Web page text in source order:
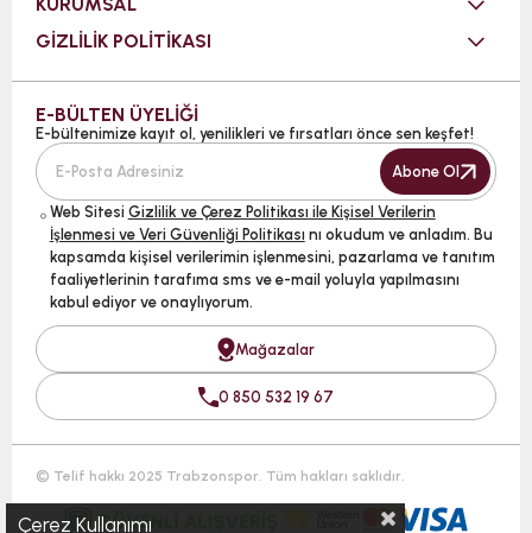
GİZLİLİK POLİTİKASI
E-BÜLTEN ÜYELİĞİ
E-bültenimize kayıt ol, yenilikleri ve fırsatları önce sen keşfet!
Abone Ol
Web Sitesi Gizlilik ve Çerez Politikası ile Kişisel Verilerin
İşlenmesi ve Veri Güvenliği Politikası nı okudum ve anladım. Bu
kapsamda kişisel verilerimin işlenmesini, pazarlama ve tanıtım
faaliyetlerinin tarafıma sms ve e-mail yoluyla yapılmasını
kabul ediyor ve onaylıyorum.
Mağazalar
0 850 532 19 67
© Telif hakkı 2025 Trabzonspor. Tüm hakları saklıdır.
Çerez Kullanımı